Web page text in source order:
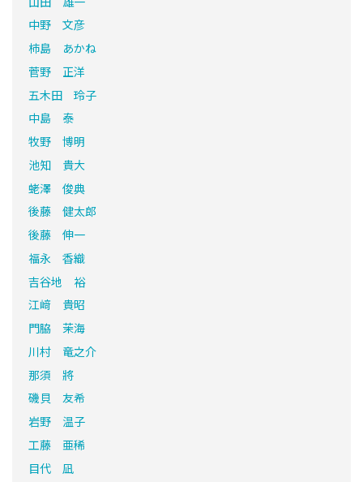
中野 文彦
柿島 あかね
菅野 正洋
五木田 玲子
中島 泰
牧野 博明
池知 貴大
蛯澤 俊典
後藤 健太郎
後藤 伸一
福永 香織
吉谷地 裕
江﨑 貴昭
門脇 茉海
川村 竜之介
那須 將
磯貝 友希
岩野 温子
工藤 亜稀
目代 凪